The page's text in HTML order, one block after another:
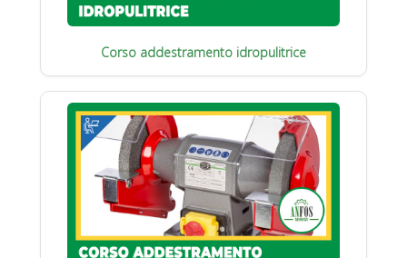
Corso addestramento idropulitrice